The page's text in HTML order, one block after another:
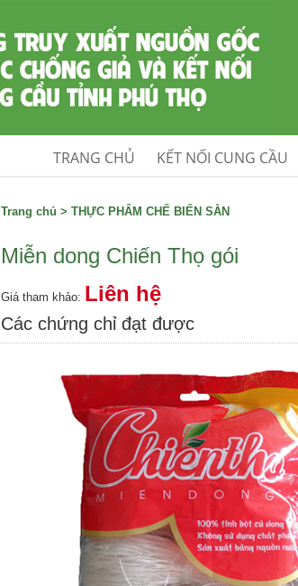
TRANG CHỦ KẾT NỐI CUNG CẦU
Trang chủ > THỰC PHẨM CHẾ BIẾN SẴN
Miễn dong Chiến Thọ gói
Giá tham khảo: Liên hệ
Các chứng chỉ đạt được